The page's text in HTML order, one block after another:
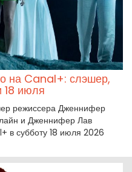
на Canal+: слэшер,
18 июля
режиссера Дженнифер
и Дженнифер Лав
в субботу 18 июля 2026